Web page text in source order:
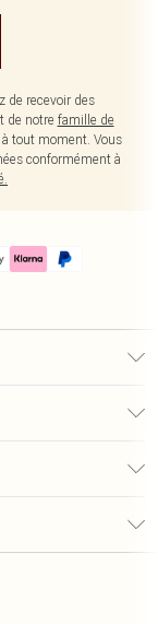
de recevoir des
de notre famille de
tout moment. Vous
conformément à